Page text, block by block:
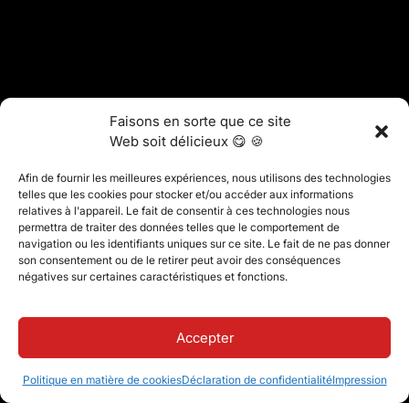
Faisons en sorte que ce site
Web soit délicieux 😋 🍪
Afin de fournir les meilleures expériences, nous utilisons des technologies
telles que les cookies pour stocker et/ou accéder aux informations
relatives à l'appareil. Le fait de consentir à ces technologies nous
permettra de traiter des données telles que le comportement de
navigation ou les identifiants uniques sur ce site. Le fait de ne pas donner
son consentement ou de le retirer peut avoir des conséquences
négatives sur certaines caractéristiques et fonctions.
Accepter
Politique en matière de cookiesDéclaration de confidentialitéImpression